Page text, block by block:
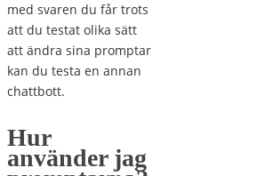
med svaren du får trots
att du testat olika sätt
att ändra sina promptar
kan du testa en annan
chattbott.
Hur
använder jag